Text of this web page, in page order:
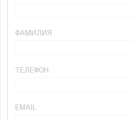
ФАМИЛИЯ
ТЕЛЕФОН
EMAIL